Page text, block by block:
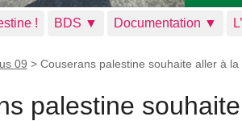
! BDS ▼ Documentation ▼
09 > Couserans palestine souhaite aller à
palestine